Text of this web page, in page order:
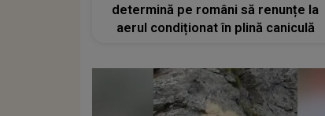
determină pe români să renunțe la
aerul condiționat în plină caniculă